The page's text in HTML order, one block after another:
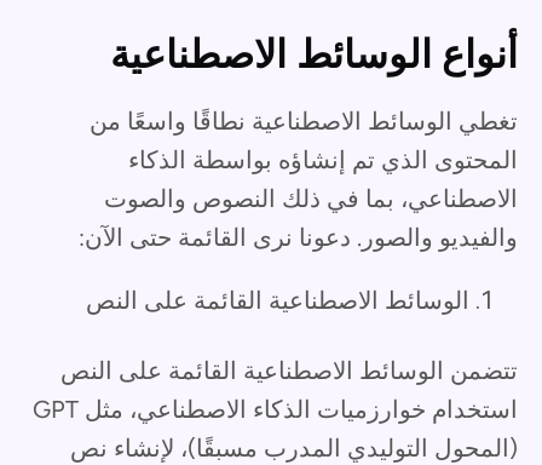
أنواع الوسائط الاصطناعية
تغطي الوسائط الاصطناعية نطاقًا واسعًا من
المحتوى الذي تم إنشاؤه بواسطة الذكاء
الاصطناعي، بما في ذلك النصوص والصوت
والفيديو والصور. دعونا نرى القائمة حتى الآن:
الوسائط الاصطناعية القائمة على النص
تتضمن الوسائط الاصطناعية القائمة على النص
استخدام خوارزميات الذكاء الاصطناعي، مثل GPT
(المحول التوليدي المدرب مسبقًا)، لإنشاء نص